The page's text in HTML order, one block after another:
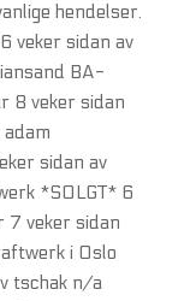
hendelser.
veker sidan av
BA-
8 veker sidan
sidan av
*SOLGT* 6
7 veker sidan
i Oslo
tschak n/a